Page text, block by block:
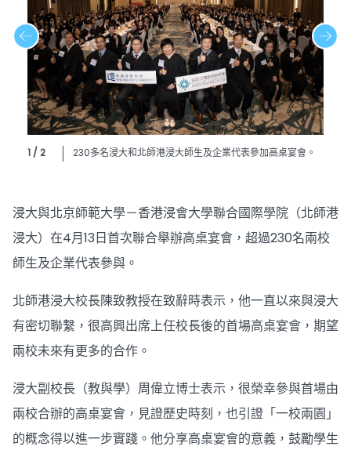
1 / 2 230多名浸大和北師港浸大師生及企業代表參加高桌宴會。
浸大與北京師範大學－香港浸會大學聯合國際學院（北師港
浸大）在4月13日首次聯合舉辦高桌宴會，超過230名兩校
師生及企業代表參與。
北師港浸大校長陳致教授在致辭時表示，他一直以來與浸大
有密切聯繫，很高興出席上任校長後的首場高桌宴會，期望
兩校未來有更多的合作。
浸大副校長（教與學）周偉立博士表示，很榮幸參與首場由
兩校合辦的高桌宴會，見證歷史時刻，也引證「一校兩園」
的概念得以進一步實踐。他分享高桌宴會的意義，鼓勵學生